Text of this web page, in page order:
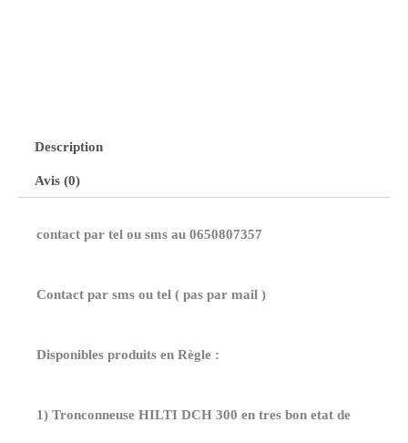
Description
Avis (0)
contact par tel ou sms au 0650807357
Contact par sms ou tel ( pas par mail )
Disponibles produits en Règle :
1) Tronconneuse HILTI DCH 300 en tres bon etat de